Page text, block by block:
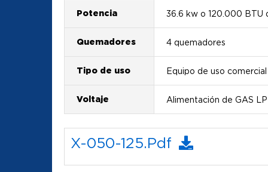
Potencia 36.6 kw o 120.000 BTU
Quemadores 4 quemadores
Tipo de uso Equipo de uso comercial
Voltaje Alimentación de GAS LP
X-050-125.pdf